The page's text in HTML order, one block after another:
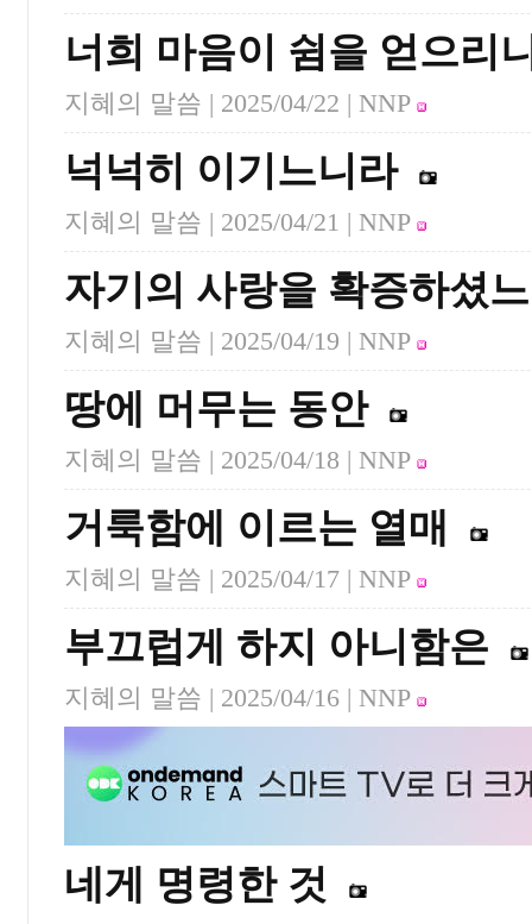
너희 마음이 쉼을 얻으리
지혜의 말씀 | 2025/04/22 | NNP
넉넉히 이기느니라
지혜의 말씀 | 2025/04/21 | NNP
자기의 사랑을 확증하셨
지혜의 말씀 | 2025/04/19 | NNP
땅에 머무는 동안
지혜의 말씀 | 2025/04/18 | NNP
거룩함에 이르는 열매
지혜의 말씀 | 2025/04/17 | NNP
부끄럽게 하지 아니함은
지혜의 말씀 | 2025/04/16 | NNP
네게 명령한 것